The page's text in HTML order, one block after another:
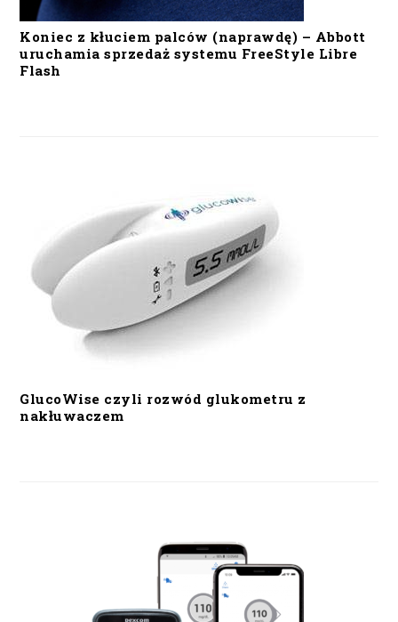
Koniec z kłuciem palców (naprawdę) – Abbott
uruchamia sprzedaż systemu FreeStyle Libre
Flash
GlucoWise czyli rozwód glukometru z
nakłuwaczem